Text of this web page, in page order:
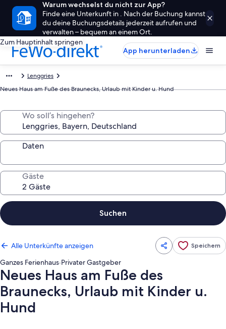
Warum wechselst du nicht zur App?
Finde eine Unterkunft in . Nach der Buchung kannst
du deine Buchungsdetails jederzeit aufrufen und
verwalten – bequem an einem Ort.
Zum Hauptinhalt springen
App herunterladen
Lenggries
Neues Haus am Fuße des Braunecks, Urlaub mit Kinder u. Hund
Wo soll’s hingehen?
Daten
Gäste
Suchen
Alle Unterkünfte anzeigen Speichern
Ganzes Ferienhaus·Privater Gastgeber
Neues Haus am Fuße des
Braunecks, Urlaub mit Kinder u.
Hund